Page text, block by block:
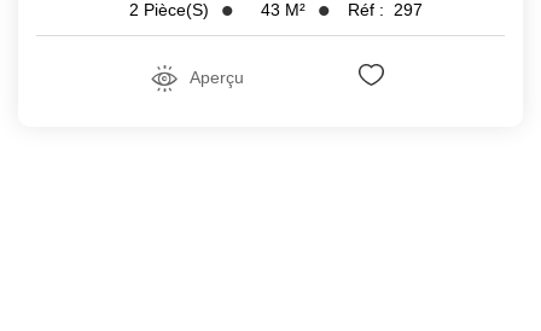
2 Pièce(s) 43 M² Réf : 297
Aperçu